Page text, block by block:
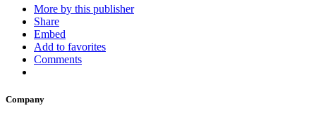
More by this publisher
Share
Embed
Add to favorites
Comments
Company